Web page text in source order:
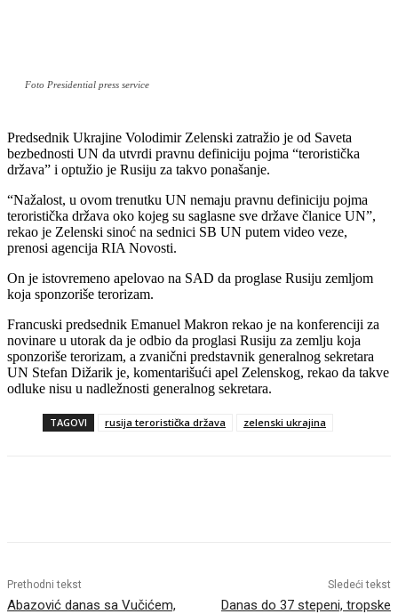
Foto Presidential press service
Predsednik Ukrajine Volodimir Zelenski zatražio je od Saveta
bezbednosti UN da utvrdi pravnu definiciju pojma “teroristička
država” i optužio je Rusiju za takvo ponašanje.
“Nažalost, u ovom trenutku UN nemaju pravnu definiciju pojma
teroristička država oko kojeg su saglasne sve države članice UN”,
rekao je Zelenski sinoć na sednici SB UN putem video veze,
prenosi agencija RIA Novosti.
On je istovremeno apelovao na SAD da proglase Rusiju zemljom
koja sponzoriše terorizam.
Francuski predsednik Emanuel Makron rekao je na konferenciji za
novinare u utorak da je odbio da proglasi Rusiju za zemlju koja
sponzoriše terorizam, a zvanični predstavnik generalnog sekretara
UN Stefan Dižarik je, komentarišući apel Zelenskog, rekao da takve
odluke nisu u nadležnosti generalnog sekretara.
TAGOVI rusija teroristička država zelenski ukrajina
Prethodni tekst
Abazović danas sa Vučićem,
Sledeći tekst
Danas do 37 stepeni, tropske